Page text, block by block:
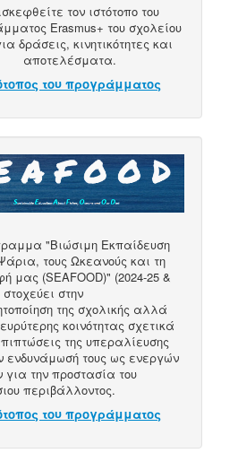
τον ιστότοπο του
Erasmus+ του σχολείου
δράσεις, κινητικότητες και
αποτελέσματα.
του προγράμματος
"Βιώσιμη Εκπαίδευση
τους Ωκεανούς και τη
μας (SEAFOOD)" (2024-25 &
στοχεύει στην
της σχολικής αλλά
κοινότητας σχετικά
της υπεραλίευσης
ενδυνάμωσή τους ως ενεργών
για την προστασία του
περιβάλλοντος.
του προγράμματος